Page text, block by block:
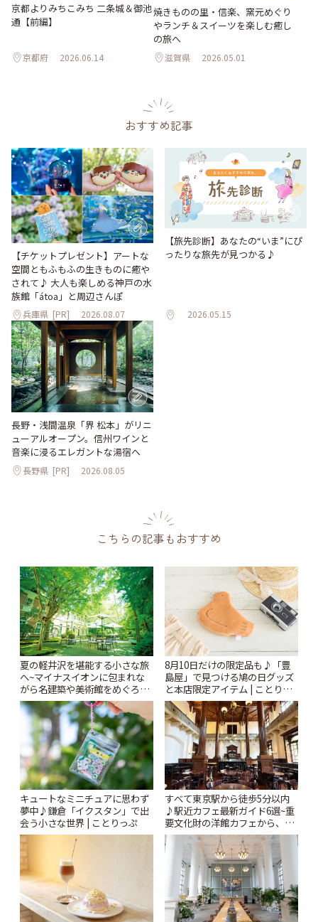
京都よりみちこみち 二条城＆御池
通【前編】
京都府 2026.06.14
焼きものの里・信楽、窯元めぐり
やランチ＆スイーツを楽しむ癒し
の旅へ
滋賀県 2026.05.01
おすすめ記事
【チケットプレゼント】アートな
空間ともふもふの生きものに癒や
されて♪ 大人も楽しめる神戸の水
族館「átoa」と周辺さんぽ
兵庫県 [PR] 2026.08.07
【旅先診断】あなたの“いま”にぴ
ったりな旅先が見つかる♪
2026.05.15
長野・浅間温泉「界 松本」がリニ
ューアルオープン。信州ワインと
音楽に浸るエレガントな湯宿へ
長野県 [PR] 2026.08.05
こちらの記事もおすすめ
夏の軽井沢を堪能する小さな旅
へ~マイナスイオンに包まれな
がら名建築や美術館をめぐろう
~ | ことりっぷ
8月10日だけの限定品も♪「豊
島屋」で見つける鳩の日グッズ
と本店限定アイテム | ことりっ
ぷ
キュートなミニチュアに思わず
夢中♪鎌倉「イクスタン」で出
会う小さな世界 | ことりっぷ
すべて東京駅から徒歩5分以内
♪駅近カフェ最新ガイド6選~重
要文化財の洋館カフェから、改
札すぐのレトロ喫茶まで~ | こと
りっぷ